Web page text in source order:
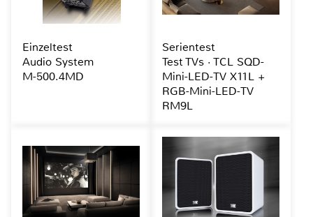
Einzeltest
Audio System
M-500.4MD
Serientest
Test TVs · TCL SQD-
Mini-LED-TV X11L +
RGB-Mini-LED-TV
RM9L